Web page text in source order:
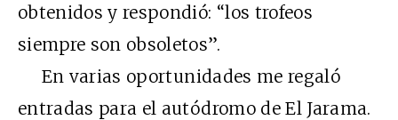
obtenidos y respondió: “los trofeos
siempre son obsoletos”.
En varias oportunidades me regaló
entradas para el autódromo de El Jarama.